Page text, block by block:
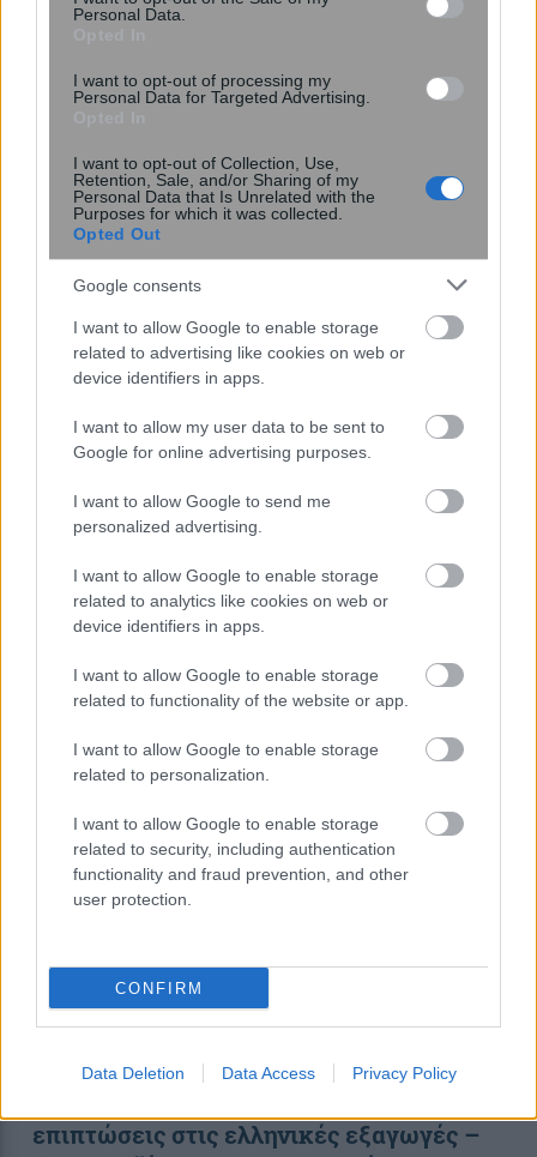
Personal Data.
I want to opt-out of processing my
Personal Data for Targeted Advertising.
I want to opt-out of Collection, Use,
Retention, Sale, and/or Sharing of my
Personal Data that Is Unrelated with the
Purposes for which it was collected.
Opted Out
Google consents
I want to allow Google to enable storage
related to advertising like cookies on web or
device identifiers in apps.
I want to allow my user data to be sent to
Google for online advertising purposes.
I want to allow Google to send me
personalized advertising.
I want to allow Google to enable storage
related to analytics like cookies on web or
device identifiers in apps.
I want to allow Google to enable storage
related to functionality of the website or app.
I want to allow Google to enable storage
related to personalization.
I want to allow Google to enable storage
related to security, including authentication
functionality and fraud prevention, and other
user protection.
CONFIRM
Data Deletion Data Access Privacy Policy
13:33, 15 Ιουλίου 2025 || Διεθνή
ΗΠΑ: Τελωνειακοί δασμοί 17% στις
, 15 Ιουλίου 2025 || Οικονομία
επιπτώσεις στις ελληνικές εξαγωγές –